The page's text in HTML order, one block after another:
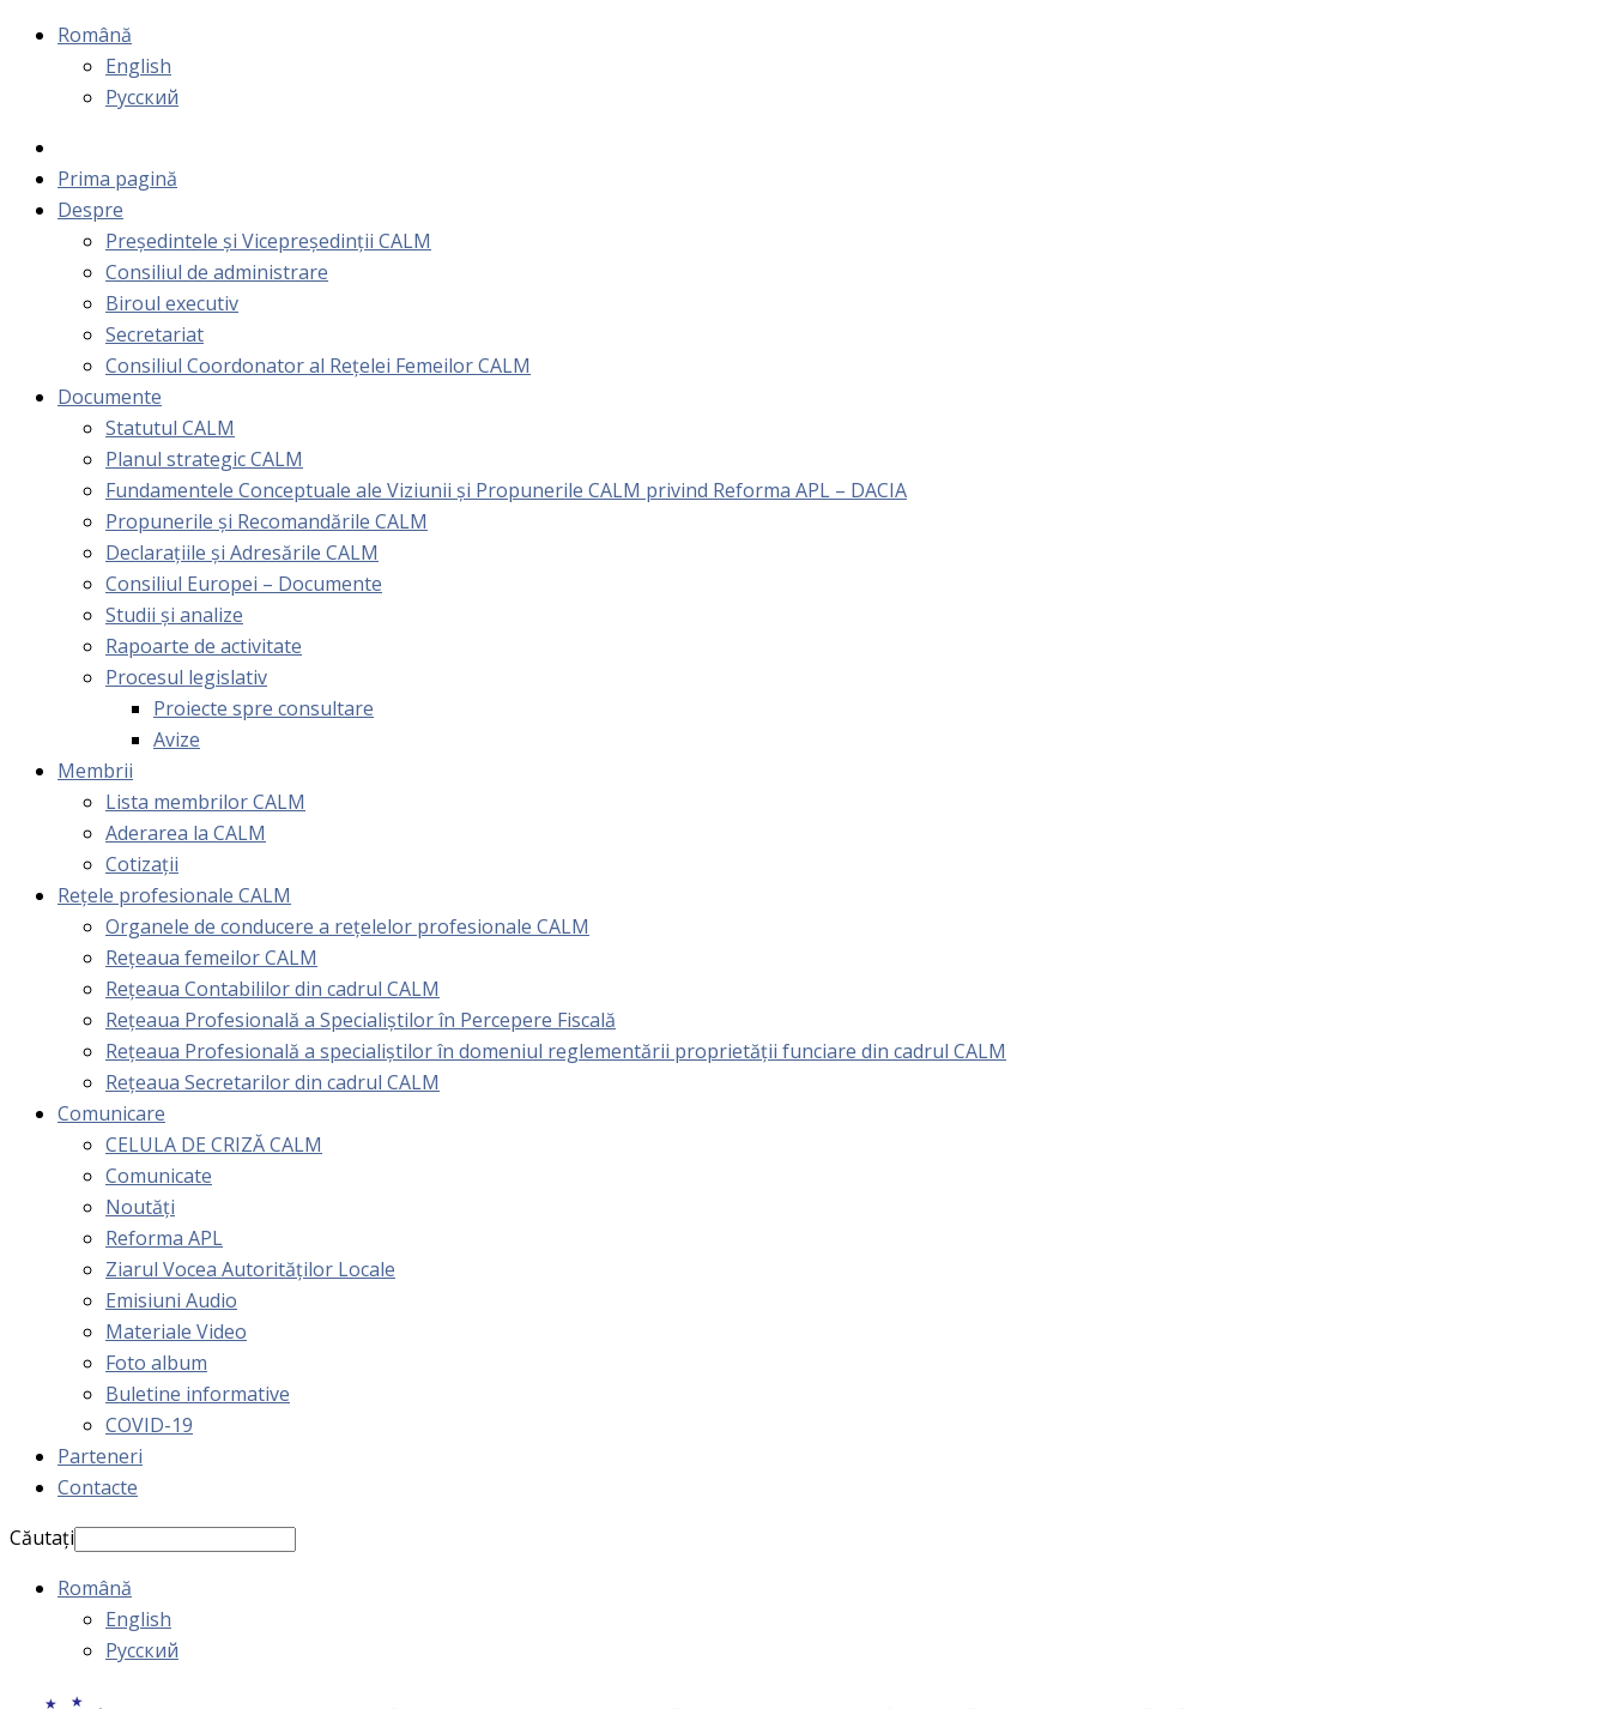
Română
English
Русский
Prima pagină
Despre
Președintele și Vicepreședinții CALM
Consiliul de administrare
Biroul executiv
Secretariat
Consiliul Coordonator al Rețelei Femeilor CALM
Documente
Statutul CALM
Planul strategic CALM
Fundamentele Conceptuale ale Viziunii și Propunerile CALM privind Reforma APL – DACIA
Propunerile și Recomandările CALM
Declarațiile și Adresările CALM
Consiliul Europei – Documente
Studii și analize
Rapoarte de activitate
Procesul legislativ
Proiecte spre consultare
Avize
Membrii
Lista membrilor CALM
Aderarea la CALM
Cotizaţii
Rețele profesionale CALM
Organele de conducere a rețelelor profesionale CALM
Rețeaua femeilor CALM
Rețeaua Contabililor din cadrul CALM
Rețeaua Profesională a Specialiștilor în Percepere Fiscală
Reţeaua Profesională a specialiştilor în domeniul reglementării proprietăţii funciare din cadrul CALM
Rețeaua Secretarilor din cadrul CALM
Comunicare
CELULA DE CRIZĂ CALM
Comunicate
Noutăți
Reforma APL
Ziarul Vocea Autorităților Locale
Emisiuni Audio
Materiale Video
Foto album
Buletine informative
COVID-19
Parteneri
Contacte
Căutați
Română
English
Русский